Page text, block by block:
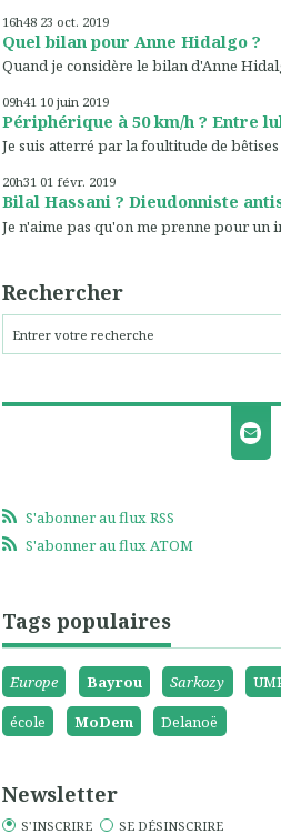
16h48 23 oct. 2019
Quel bilan pour Anne Hidalgo ?
Quand je considère le bilan d'Anne
09h41 10 juin 2019
Périphérique à 50 km/h ? Entre
Je suis atterré par la foultitude de bêtises
20h31 01 févr. 2019
Bilal Hassani ? Dieudonniste
Je n'aime pas qu'on me prenne pour un
Rechercher
S'abonner au flux RSS
S'abonner au flux ATOM
Tags populaires
Europe Bayrou Sarkozy
école
MoDem Delanoë
Newsletter
S'INSCRIRE SE DÉSINSCRIRE